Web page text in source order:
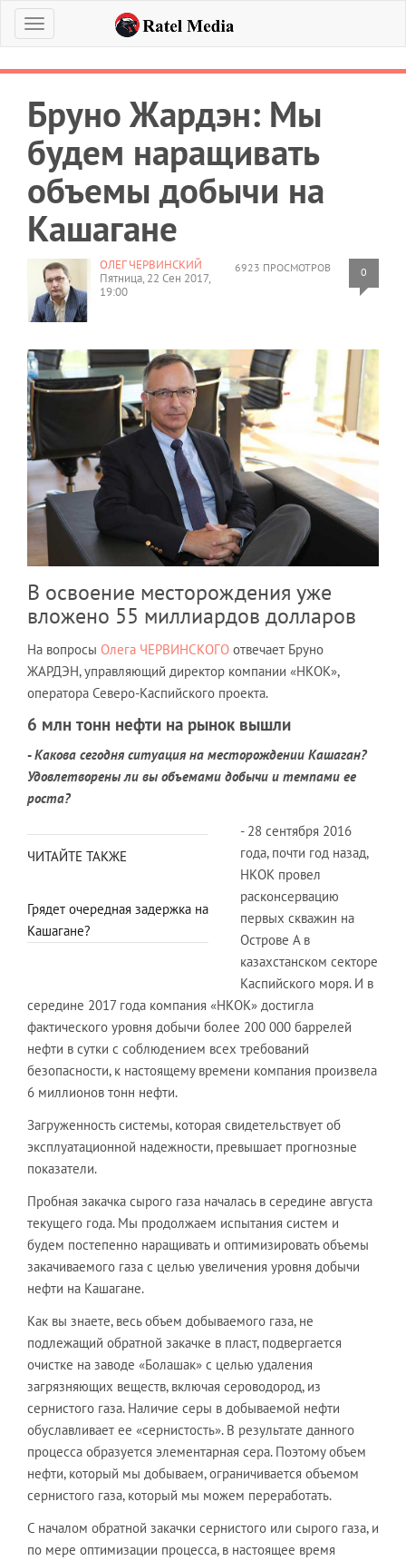
Меню
Бруно Жардэн: Мы
будем наращивать
объемы добычи на
Кашагане
6923 ПРОСМОТРОВ 0
ОЛЕГ ЧЕРВИНСКИЙ
Пятница, 22 Сен 2017,
19:00
В освоение месторождения уже
вложено 55 миллиардов долларов
На вопросы Олега ЧЕРВИНСКОГО отвечает Бруно
ЖАРДЭН, управляющий директор компании «НКОК»,
оператора Северо-Каспийского проекта.
6 млн тонн нефти на рынок вышли
-Какова сегодня ситуация на месторождении Кашаган?
Удовлетворены ли вы объемами добычи и темпами ее
роста?
ЧИТАЙТЕ ТАКЖЕ
Грядет очередная задержка на
Кашагане?
- 28 сентября 2016
года, почти год назад,
НКОК провел
расконсервацию
первых скважин на
Острове А в
казахстанском секторе
Каспийского моря. И в
середине 2017 года компания «НКОК» достигла
фактического уровня добычи более 200 000 баррелей
нефти в сутки с соблюдением всех требований
безопасности, к настоящему времени компания произвела
6 миллионов тонн нефти.
Загруженность системы, которая свидетельствует об
эксплуатационной надежности, превышает прогнозные
показатели.
Пробная закачка сырого газа началась в середине августа
текущего года. Мы продолжаем испытания систем и
будем постепенно наращивать и оптимизировать объемы
закачиваемого газа с целью увеличения уровня добычи
нефти на Кашагане.
Как вы знаете, весь объем добываемого газа, не
подлежащий обратной закачке в пласт, подвергается
очистке на заводе «Болашак» с целью удаления
загрязняющих веществ, включая сероводород, из
сернистого газа. Наличие серы в добываемой нефти
обуславливает ее «сернистость». В результате данного
процесса образуется элементарная сера. Поэтому объем
нефти, который мы добываем, ограничивается объемом
сернистого газа, который мы можем переработать.
С началом обратной закачки сернистого или сырого газа, и
по мере оптимизации процесса, в настоящее время